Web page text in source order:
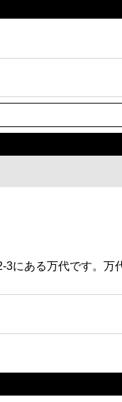
にある万代です。